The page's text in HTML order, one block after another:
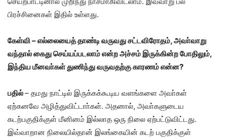
பிரச்சினைகள் இதில் உள்ளது.
கேள்வி–எல்லையைத் தாண்டி வருவது சட்டவிரோதம்,அவா்வாறு
வந்தால் கைது செய்யப்படலாம் என்ற அச்சம் இருக்கின்ற போதிலும்,
இந்திய மீனவா்கள் துணிந்து வருவதற்கு காரணம் என்ன?
பதில்– தமது நாட்டில் இருக்கக்கூடிய வளங்களை அவா்கள்
ஏற்கனவே அழித்துவிட்டாா்கள். அதனால், அவா்களுடைய
கடற்பகுதிக்குள் மீனினம் இல்லாத ஒரு நிலை ஏற்பட்டுவிட்டது.
இவ்வாறான நிலையில்தான் இலங்கையின் கடற் பகுதிக்குள்